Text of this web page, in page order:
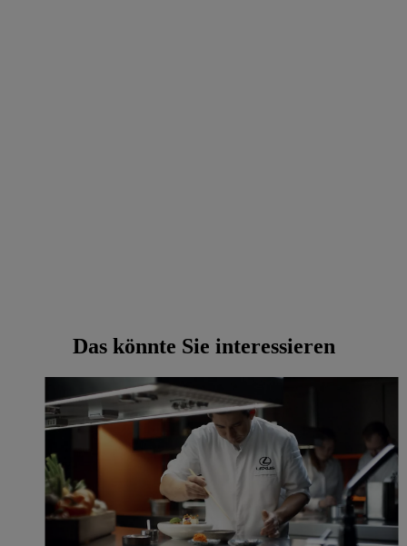
Das könnte Sie interessieren